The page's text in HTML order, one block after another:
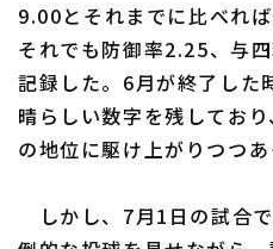
9.00とそれまでに比べれ
それでも防御率2.25、与
記録した。6月が終了した
晴らしい数字を残してお
の地位に駆け上がりつつあ
しかし、7月1日の試合